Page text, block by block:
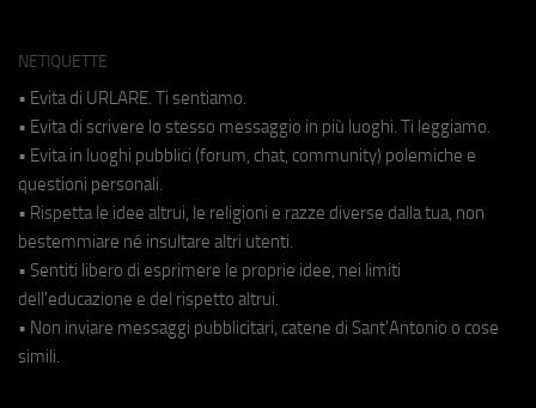
NETIQUETTE
• Evita di URLARE. Ti sentiamo.
• Evita di scrivere lo stesso messaggio in più luoghi. Ti leggiamo.
• Evita in luoghi pubblici (forum, chat, community) polemiche e
questioni personali.
• Rispetta le idee altrui, le religioni e razze diverse dalla tua, non
bestemmiare né insultare altri utenti.
• Sentiti libero di esprimere le proprie idee, nei limiti
dell'educazione e del rispetto altrui.
• Non inviare messaggi pubblicitari, catene di Sant'Antonio o cose
simili.